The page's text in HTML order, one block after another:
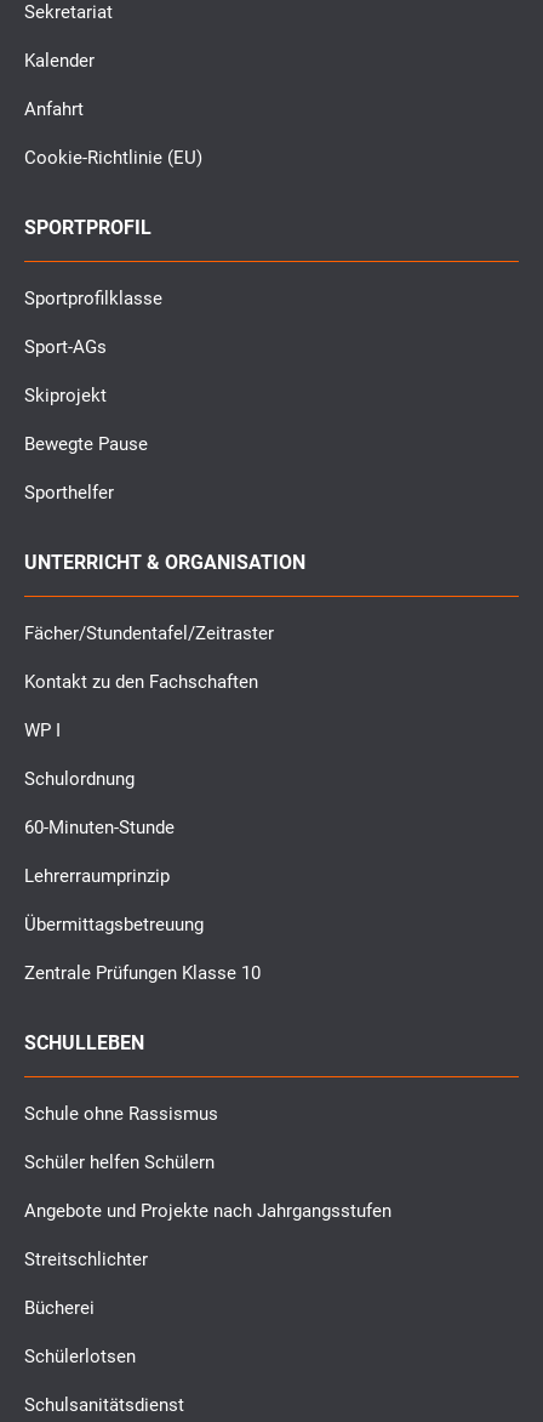
Sekretariat
Kalender
Anfahrt
Cookie-Richtlinie (EU)
SPORTPROFIL
Sportprofilklasse
Sport-AGs
Skiprojekt
Bewegte Pause
Sporthelfer
UNTERRICHT & ORGANISATION
Fächer/Stundentafel/Zeitraster
Kontakt zu den Fachschaften
WP I
Schulordnung
60-Minuten-Stunde
Lehrerraumprinzip
Übermittagsbetreuung
Zentrale Prüfungen Klasse 10
SCHULLEBEN
Schule ohne Rassismus
Schüler helfen Schülern
Angebote und Projekte nach Jahrgangsstufen
Streitschlichter
Bücherei
Schülerlotsen
Schulsanitätsdienst